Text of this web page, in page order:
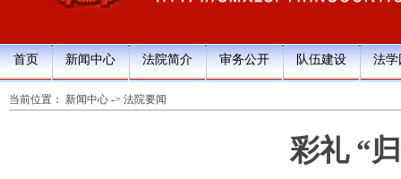
首页 新闻中心 法院简介 审务公开 队伍建设 法学
当前位置： 新闻中心 -> 法院要闻
彩礼 “